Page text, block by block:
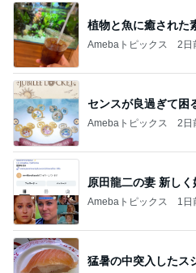
植物と魚に癒された
Amebaトピックス 2日
センスが良過ぎて困
Amebaトピックス 2日
原田龍二の妻 新し
Amebaトピックス 1日
猛暑の中突入したス